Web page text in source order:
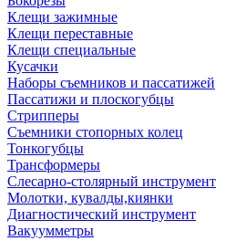
Клещи зажимные
Клещи переставные
Клещи специальные
Кусачки
Наборы съемников и пассатижей
Пассатижи и плоскогубцы
Стрипперы
Съемники стопорных колец
Тонкогубцы
Трансформеры
Слесарно-столярный инструмент
Молотки, кувалды,киянки
Диагностический инструмент
Вакуумметры